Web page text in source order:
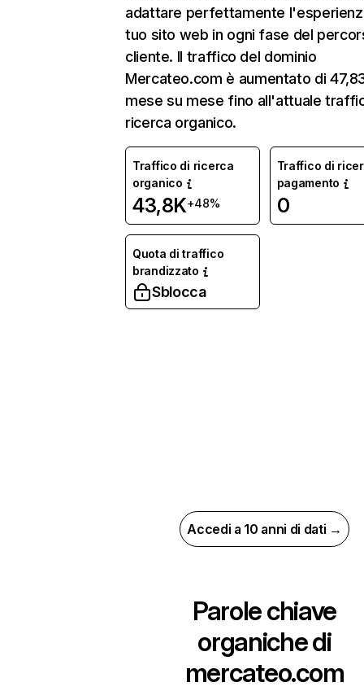
adattare perfettamente
tuo sito web in ogni fase del
cliente. Il traffico del dominio
Mercateo.com è aumentato di
mese su mese fino all'attuale
ricerca organico.
Traffico di ricerca
organico
43,8K+48%
Traffico di
pagamento
0
Quota di traffico
brandizzato
Sblocca
Accedi a 10 anni di dati →
Parole chiave
organiche di
mercateo.com